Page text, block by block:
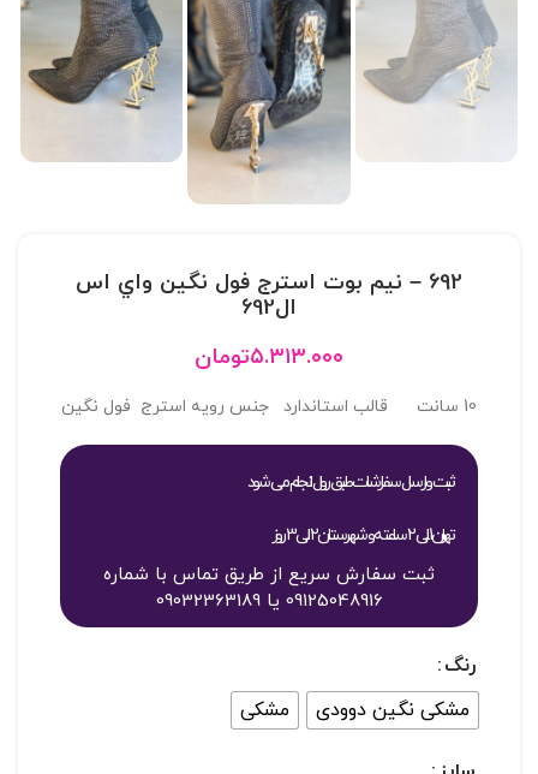
692 – نيم بوت استرج فول نگين واي اس
ال692
۵.۳۱۳.۰۰۰تومان
10 سانت قالب استاندارد جنس رویه استرج فول نگین
ثبت و ارسال سفارشات طبق روال انجام می شود
تهران 1 الی 2 ساعته و شهرستان 2 الی 3 روز
ثبت سفارش سریع از طریق تماس با شماره
09125048916 یا 09032363189
رنگ
مشکی نگین دوودی
مشکی